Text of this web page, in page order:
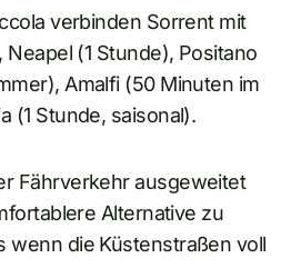
verbinden Sorrent mit
(1 Stunde), Positano
Amalfi (50 Minuten im
(1 Stunde, saisonal).
Fährverkehr ausgeweitet
Alternative zu
wenn die Küstenstraßen voll